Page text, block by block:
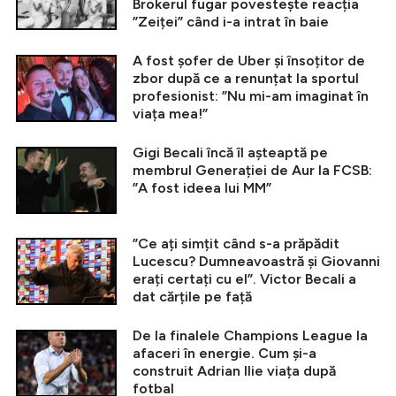
Brokerul fugar povestește reacția
”Zeiței” când i-a intrat în baie
A fost șofer de Uber și însoțitor de
zbor după ce a renunțat la sportul
profesionist: ”Nu mi-am imaginat în
viața mea!”
Gigi Becali încă îl așteaptă pe
membrul Generației de Aur la FCSB:
”A fost ideea lui MM”
”Ce ați simțit când s-a prăpădit
Lucescu? Dumneavoastră și Giovanni
erați certați cu el”. Victor Becali a
dat cărțile pe față
De la finalele Champions League la
afaceri în energie. Cum și-a
construit Adrian Ilie viața după
fotbal